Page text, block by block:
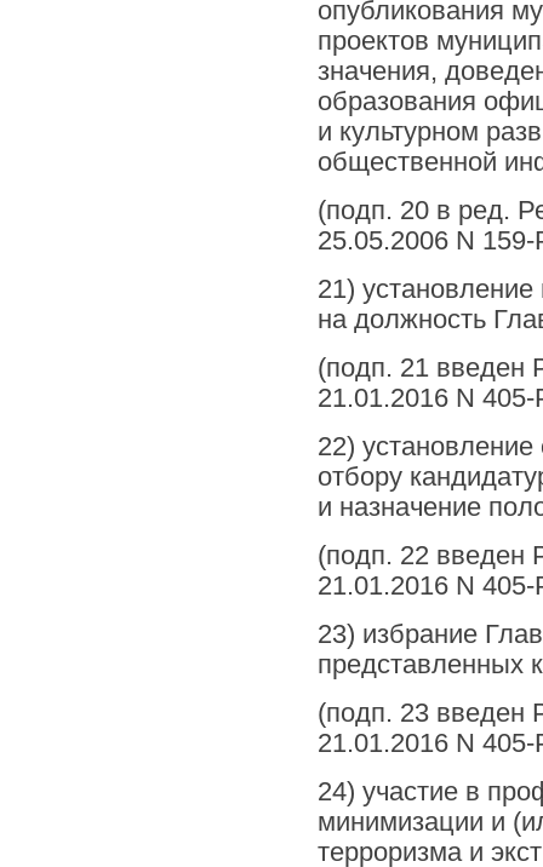
опубликования
проектов
значения,
образования
и культурном
общественной
(подп. 20 в ред.
25.05.2006 N
21)
на должность
(подп. 21 введен
21.01.2016 N
22)
отбору
и назначение
(подп. 22 введен
21.01.2016 N
23) избрание
представленных
(подп. 23 введен
21.01.2016 N
24) участие в
минимизации и
терроризма и